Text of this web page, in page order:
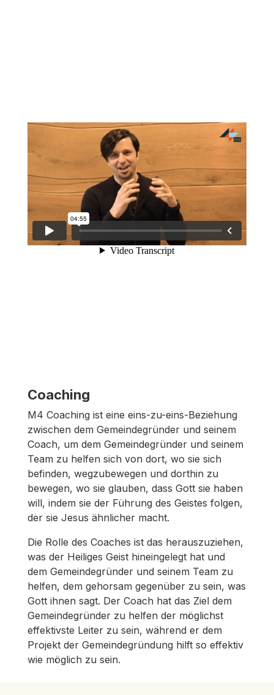
Coaching
M4 Coaching ist eine eins-zu-eins-Beziehung
zwischen dem Gemeindegründer und seinem
Coach, um dem Gemeindegründer und seinem
Team zu helfen sich von dort, wo sie sich
befinden, wegzubewegen und dorthin zu
bewegen, wo sie glauben, dass Gott sie haben
will, indem sie der Führung des Geistes folgen,
der sie Jesus ähnlicher macht.
Die Rolle des Coaches ist das herauszuziehen,
was der Heiliges Geist hineingelegt hat und
dem Gemeindegründer und seinem Team zu
helfen, dem gehorsam gegenüber zu sein, was
Gott ihnen sagt. Der Coach hat das Ziel dem
Gemeindegründer zu helfen der möglichst
effektivste Leiter zu sein, während er dem
Projekt der Gemeindegründung hilft so effektiv
wie möglich zu sein.